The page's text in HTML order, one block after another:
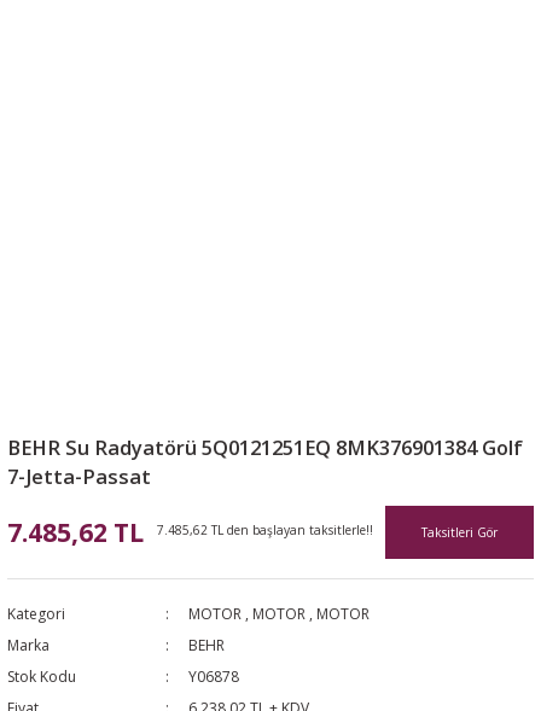
BEHR Su Radyatörü 5Q0121251EQ 8MK376901384 Golf
7-Jetta-Passat
7.485,62 TL 7.485,62 TL den başlayan taksitlerle!! Taksitleri Gör
Kategori MOTOR , MOTOR , MOTOR
Marka
BEHR
Stok Kodu
Y06878